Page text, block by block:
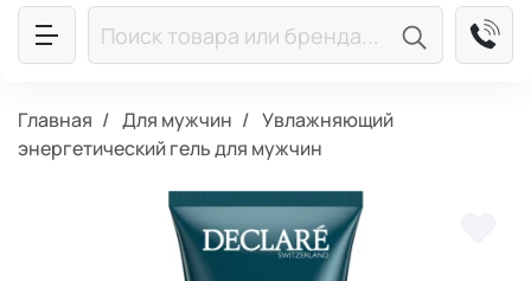
Главная Для мужчин
Увлажняющий
энергетический гель для мужчин